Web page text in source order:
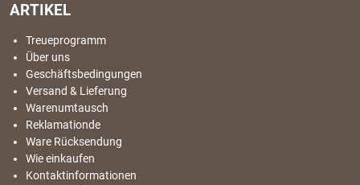
ARTIKEL
Treueprogramm
Über uns
Geschäftsbedingungen
Versand & Lieferung
Warenumtausch
Reklamationde
Ware Rücksendung
Wie einkaufen
Kontaktinformationen